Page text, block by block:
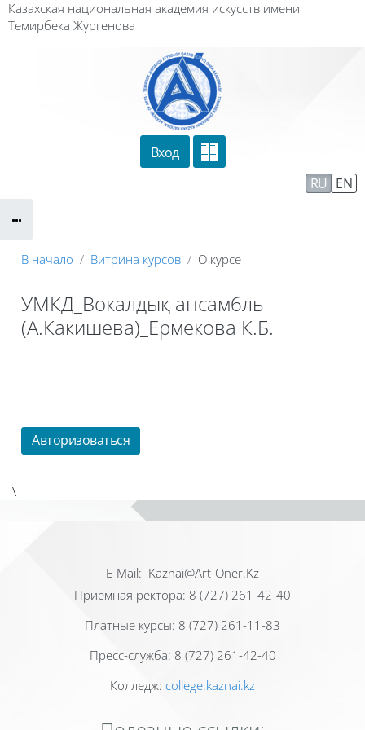
Перейти к основному содержанию
Казахская национальная академия искусств имени
Темирбека Жургенова
Вход
RU EN
В начало Витрина курсов О курсе
УМКД_Вокалдық ансамбль
(А.Какишева)_Ермекова К.Б.
Авторизоваться
\
Е-Mail: Kaznai@Art-Oner.Kz
Приемная ректора: 8 (727) 261-42-40
Платные курсы: 8 (727) 261-11-83
Пресс-служба: 8 (727) 261-42-40
Колледж: college.kaznai.kz